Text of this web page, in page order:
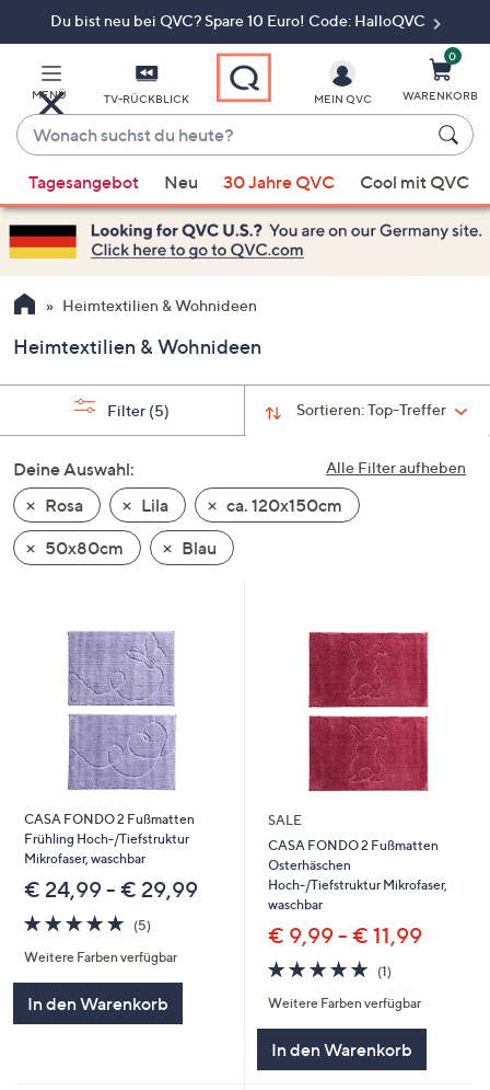
Du bist neu bei QVC? Spare 10 Euro! Code: HalloQVC
MENÜ TV-RÜCKBLICK
Wonach
suchst
du
heute?
Vorschläge
verfügbar
sind,
verwenden
Sie
Pfeiltasten
nach
und
nach
unten
oder
wischen
Sie
Geräten
rechts,
anzuzeigen.
MEIN QVC
0
WARENKORB
Tagesangebot Neu 30 Jahre QVC Cool mit QVC
Heimtextilien & Wohnideen
Heimtextilien & Wohnideen
Sortieren:Top-Treffer
Filter (5)
Alle Filter aufheben
Deine Auswahl:
Rosa
Lila
ca. 120x150cm
50x80cm
Blau
CASA FONDO 2 Fußmatten
Frühling Hoch-/Tiefstruktur
Mikrofaser, waschbar
€ 24,99 - € 29,99
5.0
von
5
(5)5
Weitere Farben verfügbar
In den Warenkorb
SALE
CASA FONDO 2 Fußmatten
Osterhäschen
Hoch-/Tiefstruktur Mikrofaser,
waschbar
€ 9,99 - € 11,99
5.0
von
5
(1)1
Weitere Farben verfügbar
In den Warenkorb